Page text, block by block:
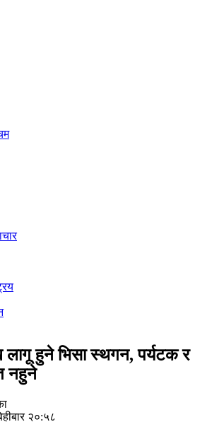
हुने भिसा स्थगन, पर्यटक र
नहुने
२०:५८